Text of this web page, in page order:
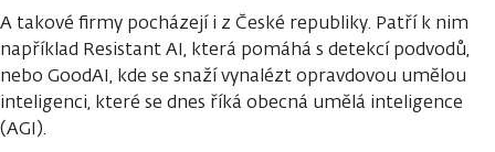
A takové firmy pocházejí i z České republiky. Patří k nim
například Resistant AI, která pomáhá s detekcí podvodů,
nebo GoodAI, kde se snaží vynalézt opravdovou umělou
inteligenci, které se dnes říká obecná umělá inteligence
(AGI).